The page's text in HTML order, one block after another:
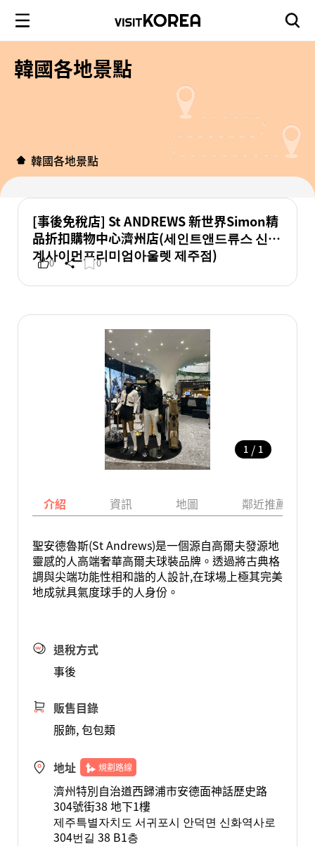
韓國各地景點
韓國各地景點
[事後免稅店] St ANDREWS 新世界Simon精
品折扣購物中心濟州店(세인트앤드류스 신세
계사이먼프리미엄아울렛 제주점)
0 0
1 / 1
介紹 資訊 地圖 鄰近推薦景點
聖安德魯斯(St Andrews)是一個源自高爾夫發源地
靈感的人高端奢華高爾夫球裝品牌。透過將古典格
調與尖端功能性相和諧的人設計,在球場上極其完美
地成就具氣度球手的人身份。
退稅方式
事後
販售目錄
服飾, 包包類
地址 規劃路線
濟州特別自治道西歸浦市安德面神話歷史路
304號街38 地下1樓
제주특별자치도 서귀포시 안덕면 신화역사로
304번길 38 B1층